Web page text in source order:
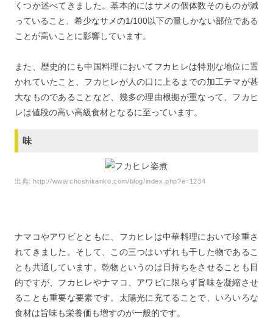
くつか述べてきました。基本的にはサメの個体数そのものが減
っていること、希少なサメの1/100以下の量しかない部位である
ことが高いことに影響しています。
また、歴史的にも中国料理においてフカヒレは特別な地位に置
かれていたこと、フカヒレが人の口に上るまでの加工テマが甚
大なものであることなど、幾多の理由根拠が重なって、フカヒ
レは値段の高い高級食材となるに至っています。
味
出典:http://www.choshikanko.com/blog/index.php?e=1234
ナマコやアワビとともに、フカヒレは中華料理において珍重さ
れてきました。そして、この三つはいずれも干した物であるこ
とも共通しています。乾物というのは日持ちをさせることも目
的ですが、フカヒレやナマコ、アワビに限らず旨味を凝縮させ
ることも重要な要素です。太陽光に充てることで、いろいろな
食材は旨味も栄養価も増すのが一般的です。